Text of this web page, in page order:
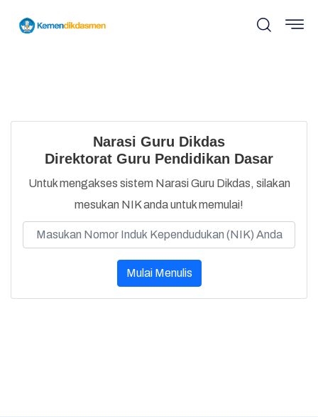
Narasi Guru Dikdas
Direktorat Guru Pendidikan Dasar
Untuk mengakses sistem Narasi Guru Dikdas, silakan
mesukan NIK anda untuk memulai!
Mulai Menulis